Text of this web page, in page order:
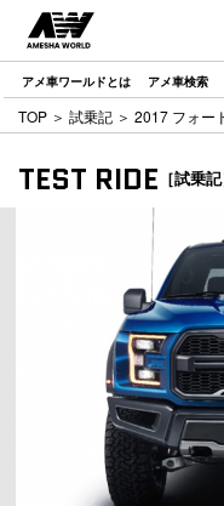
アメ車ワールドとは アメ車検索
TOP ＞ 試乗記 ＞ 2017 フォー
TEST RIDE ［試乗記